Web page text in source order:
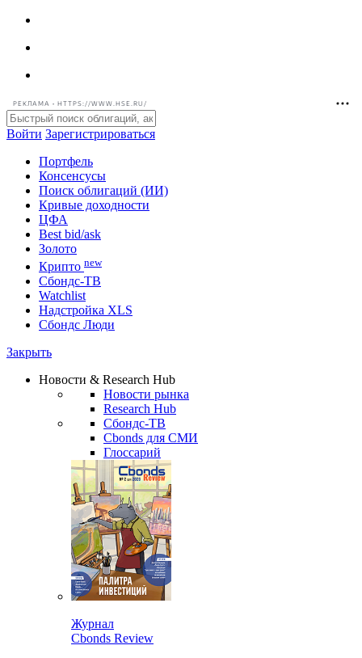
РЕКЛАМА • HTTPS://WWW.HSE.RU/
Войти Зарегистрироваться
Портфель
Консенсусы
Поиск облигаций (ИИ)
Кривые доходности
ЦФА
Best bid/ask
Золото
Крипто new
Сбондс-ТВ
Watchlist
Надстройка XLS
Сбондс Люди
Закрыть
Новости & Research Hub
Новости рынка
Research Hub
Сбондс-ТВ
Cbonds для СМИ
Глоссарий
Журнал
Cbonds Review